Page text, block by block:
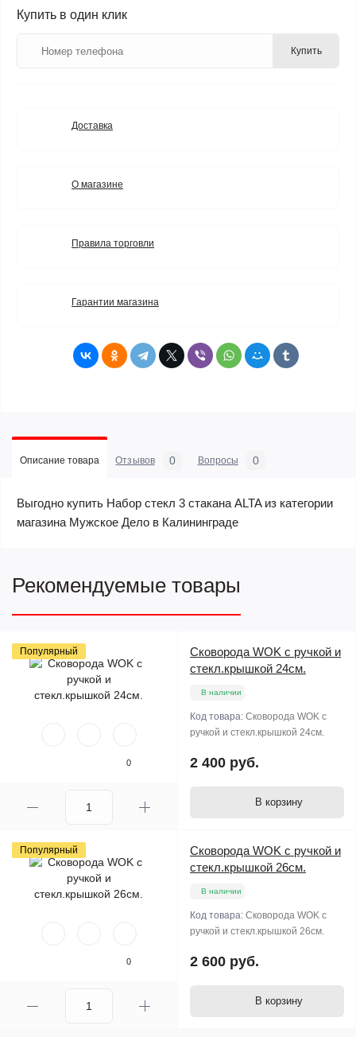
Купить в один клик
Купить
Доставка
О магазине
Правила торговли
Гарантии магазина
Описание товара Отзывов 0 Вопросы 0
Выгодно купить Набор стекл 3 стакана ALTA из категории
магазина Мужское Дело в Калининграде
Рекомендуемые товары
Популярный
0
Сковорода WOK с ручкой и
стекл.крышкой 24см.
В наличии
Код товара: Сковорода WOK с
ручкой и стекл.крышкой 24см.
2 400 руб.
В корзину
Популярный
0
Сковорода WOK с ручкой и
стекл.крышкой 26см.
В наличии
Код товара: Сковорода WOK с
ручкой и стекл.крышкой 26см.
2 600 руб.
В корзину